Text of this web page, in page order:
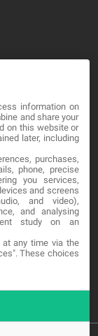
information on
and share your
on this website or
later, including
purchases,
phone, precise
you services,
and screens
and video),
and analysing
study on an
any time via the
These choices